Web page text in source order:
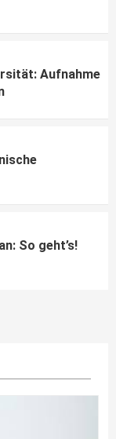
Aufnahme
So geht’s!